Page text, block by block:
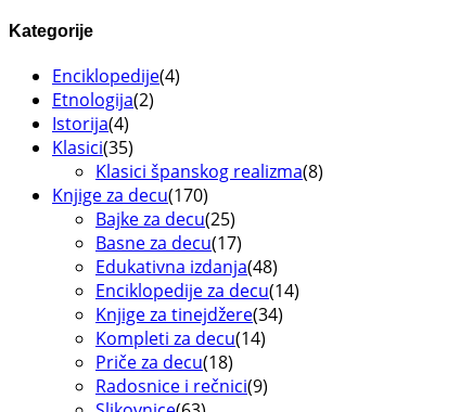
Kategorije
Enciklopedije(4)
Etnologija(2)
Istorija(4)
Klasici(35)
Klasici španskog realizma(8)
Knjige za decu(170)
Bajke za decu(25)
Basne za decu(17)
Edukativna izdanja(48)
Enciklopedije za decu(14)
Knjige za tinejdžere(34)
Kompleti za decu(14)
Priče za decu(18)
Radosnice i rečnici(9)